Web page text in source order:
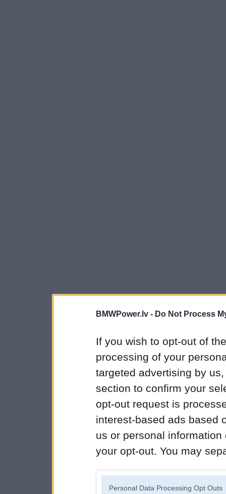
BMWPower.lv - Do Not Process
If you wish to opt-out of
processing of your
targeted advertising by
section to confirm your
opt-out request is
interest-based ads based
us or personal
your opt-out. You may
Personal Data Processing Opt Outs